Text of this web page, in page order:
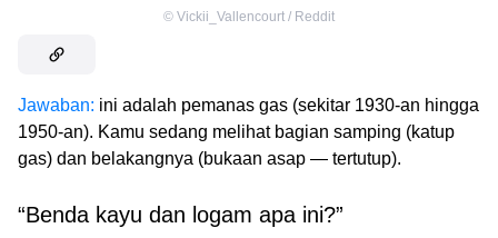
© Vickii_Vallencourt / Reddit
Jawaban: ini adalah pemanas gas (sekitar 1930-an hingga
1950-an). Kamu sedang melihat bagian samping (katup
gas) dan belakangnya (bukaan asap — tertutup).
“Benda kayu dan logam apa ini?”